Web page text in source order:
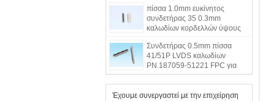
σκληρό δίσκο
πίσσα 1.0mm ευκίνητος
συνδετήρας 35 0.3mm
καλωδίων κορδελλών ύψους
PCB
Συνδετήρας 0.5mm πίσσα
41/51P LVDS καλωδίων
PN.187059-51221 FPC για
την οθόνη HD LCD
Έχουμε συνεργαστεί με την επιχείρηση